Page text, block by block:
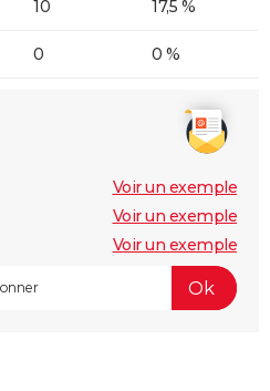
10 17,5 %
0 0 %
Voir un exemple
Voir un exemple
Voir un exemple